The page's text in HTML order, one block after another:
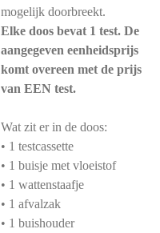
mogelijk doorbreekt.
Elke doos bevat 1 test. De
aangegeven eenheidsprijs
komt overeen met de prijs
van EEN test.
Wat zit er in de doos:
• 1 testcassette
• 1 buisje met vloeistof
• 1 wattenstaafje
• 1 afvalzak
• 1 buishouder